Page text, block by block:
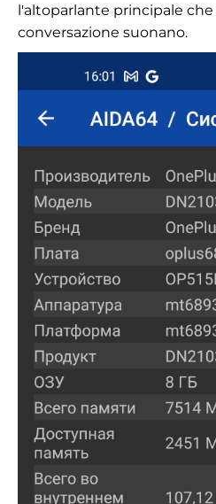
l'altoparlante principale
conversazione suonano.